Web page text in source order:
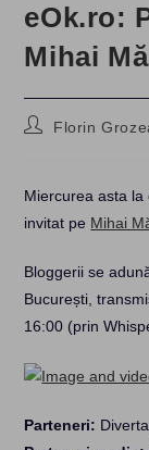
eOk.ro:
Mihai
PostFlorin
Miercurea asta la
invitat pe Mihai
Bloggerii se
București,
16:00 (prin
Parteneri: